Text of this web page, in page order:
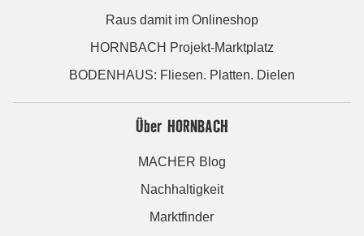
Raus damit im Onlineshop
HORNBACH Projekt-Marktplatz
BODENHAUS: Fliesen. Platten. Dielen
Über HORNBACH
MACHER Blog
Nachhaltigkeit
Marktfinder